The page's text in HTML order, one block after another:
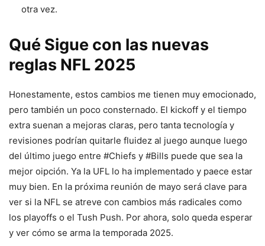
otra vez.
Qué Sigue con las nuevas
reglas NFL 2025
Honestamente, estos cambios me tienen muy emocionado,
pero también un poco consternado. El kickoff y el tiempo
extra suenan a mejoras claras, pero tanta tecnología y
revisiones podrían quitarle fluidez al juego aunque luego
del último juego entre #Chiefs y #Bills puede que sea la
mejor oipción. Ya la UFL lo ha implementado y paece estar
muy bien. En la próxima reunión de mayo será clave para
ver si la NFL se atreve con cambios más radicales como
los playoffs o el Tush Push. Por ahora, solo queda esperar
y ver cómo se arma la temporada 2025.